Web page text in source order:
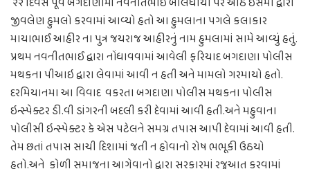
જીવલેણ હુમલો કરવામાં આવ્યો હતો આ હુમલાના પગલે કલાકાર
માયાભાઈ આહીર ના પુત્ર જયરાજ આહીરનું નામ હુમલામાં સામે આવ્યું હતું.
પ્રથમ નવનીતભાઈ દ્વારા નોંધાવવામાં આવેલી ફરિયાદ બગદાણા પોલીસ
મથકના પીઆઇ દ્વારા લેવામાં આવી ન હતી અને મામલો ગરમાયો હતો.
દરમિયાનમા આ વિવાદ વકરતા બગદાણા પોલીસ મથકના પોલીસ
ઇન્સ્પેક્ટર ડી.વી ડાંગરની બદલી કરી દેવામાં આવી હતી.અને મહુવાના
પોલીસી ઇન્સ્પેક્ટર કે એસ પટેલને સમગ્ર તપાસ આપી દેવામાં આવી હતી.
તેમ છતાં તપાસ સાચી દિશામાં જતી ન હોવાનો રોષ ભભૂકી ઉઠયો